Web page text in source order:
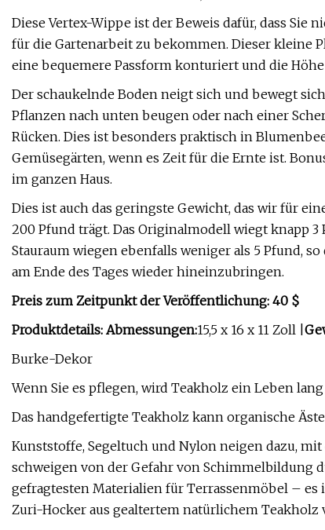
Diese Vertex-Wippe ist der Beweis dafür, dass
für die Gartenarbeit zu bekommen. Dieser kleine
eine bequemere Passform konturiert und die
Der schaukelnde Boden neigt sich und bewegt
Pflanzen nach unten beugen oder nach einer
Rücken. Dies ist besonders praktisch in
Gemüsegärten, wenn es Zeit für die Ernte ist.
im ganzen Haus.
Dies ist auch das geringste Gewicht, das wir für
200 Pfund trägt. Das Originalmodell wiegt knapp
Stauraum wiegen ebenfalls weniger als 5 Pfund,
am Ende des Tages wieder hineinzubringen.
Preis zum Zeitpunkt der Veröffentlichung: 40 $
Produktdetails: Abmessungen:15,5 x 16 x 11 Zoll |
Burke-Dekor
Wenn Sie es pflegen, wird Teakholz ein Leben
Das handgefertigte Teakholz kann organische
Kunststoffe, Segeltuch und Nylon neigen dazu,
schweigen von der Gefahr von Schimmelbildung
gefragtesten Materialien für Terrassenmöbel –
Zuri-Hocker aus gealtertem natürlichem